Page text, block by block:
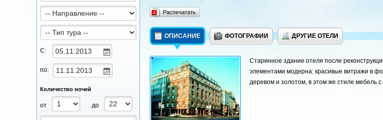
С:
по:
Количество ночей
от до
Распечатать
ОПИСАНИЕ ФОТОГРАФИИ ДРУГИЕ ОТЕЛИ
Старинное здание отеля после
элементами модерна: красивые витражи в
деревом и золотом, в этом же стиле мебель